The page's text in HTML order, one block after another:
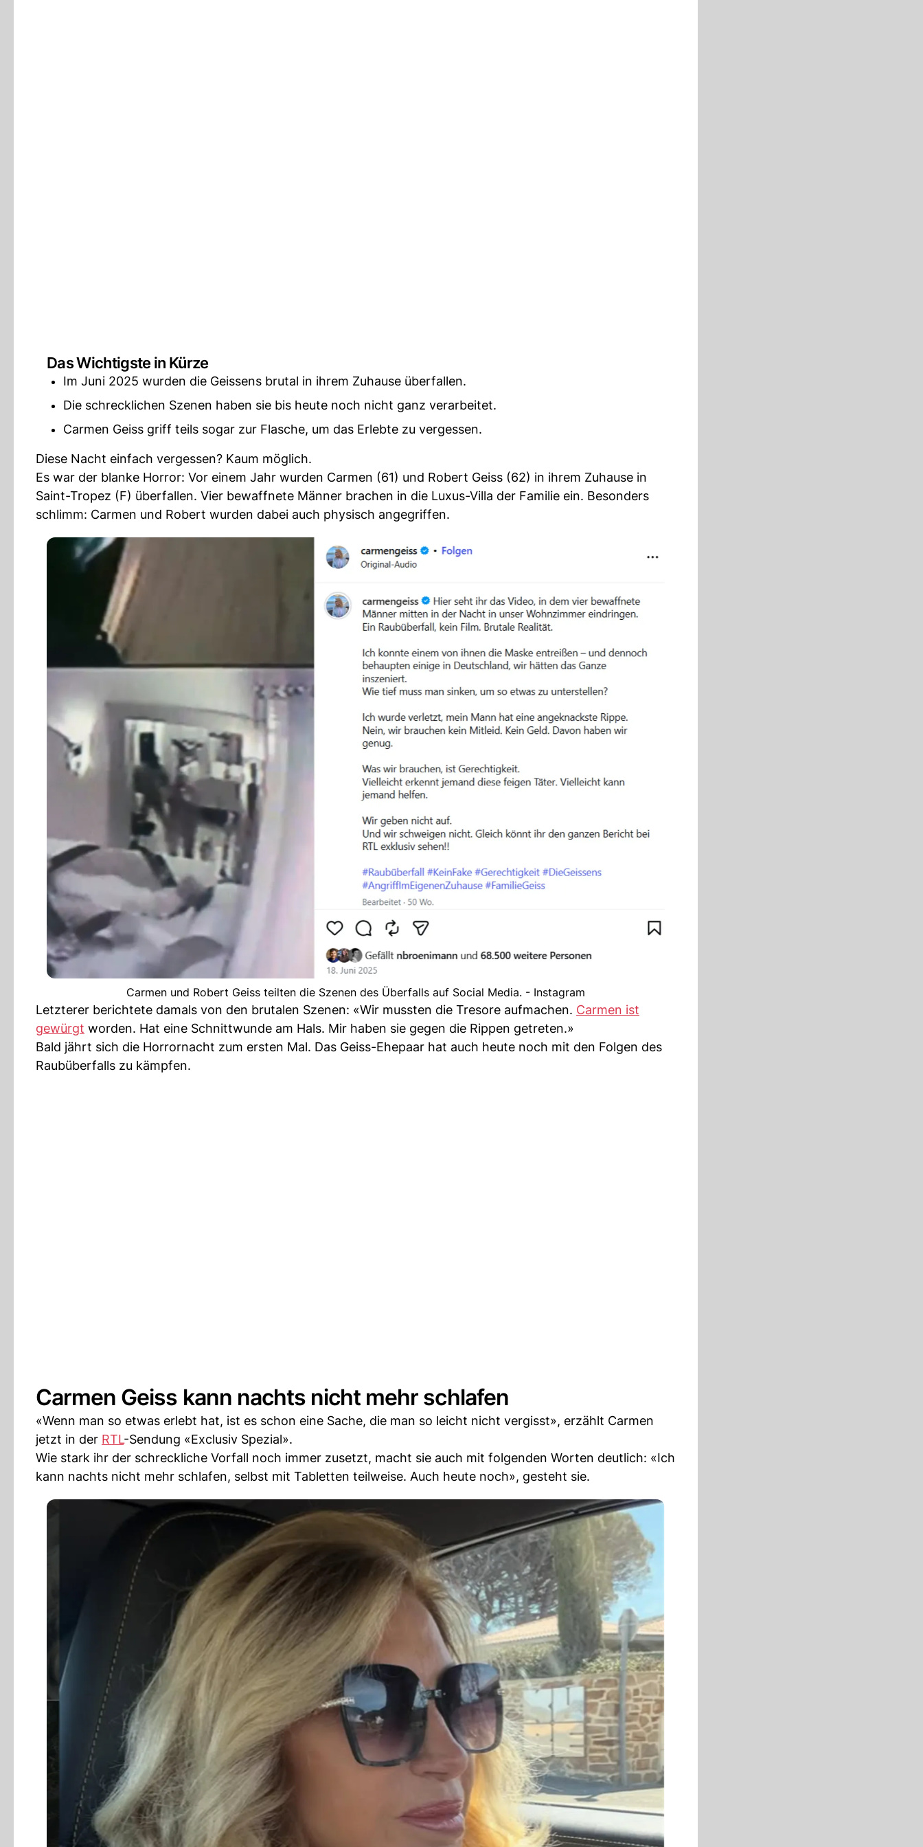
Das Wichtigste in Kürze
Im Juni 2025 wurden die Geissens brutal in ihrem Zuhause überfallen.
Die schrecklichen Szenen haben sie bis heute noch nicht ganz verarbeitet.
Carmen Geiss griff teils sogar zur Flasche, um das Erlebte zu vergessen.
Diese Nacht einfach vergessen? Kaum möglich.
Es war der blanke Horror: Vor einem Jahr wurden Carmen (61) und Robert Geiss (62) in ihrem Zuhause in
Saint-Tropez (F) überfallen. Vier bewaffnete Männer brachen in die Luxus-Villa der Familie ein. Besonders
schlimm: Carmen und Robert wurden dabei auch physisch angegriffen.
Carmen und Robert Geiss teilten die Szenen des Überfalls auf Social Media. - Instagram
Letzterer berichtete damals von den brutalen Szenen: «Wir mussten die Tresore aufmachen. Carmen ist
gewürgt worden. Hat eine Schnittwunde am Hals. Mir haben sie gegen die Rippen getreten.»
Bald jährt sich die Horrornacht zum ersten Mal. Das Geiss-Ehepaar hat auch heute noch mit den Folgen des
Raubüberfalls zu kämpfen.
Carmen Geiss kann nachts nicht mehr schlafen
«Wenn man so etwas erlebt hat, ist es schon eine Sache, die man so leicht nicht vergisst», erzählt Carmen
jetzt in der RTL-Sendung «Exclusiv Spezial».
Wie stark ihr der schreckliche Vorfall noch immer zusetzt, macht sie auch mit folgenden Worten deutlich: «Ich
kann nachts nicht mehr schlafen, selbst mit Tabletten teilweise. Auch heute noch», gesteht sie.